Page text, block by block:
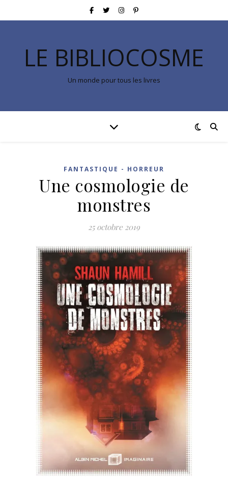
LE BIBLIOCOSME
Un monde pour tous les livres
FANTASTIQUE - HORREUR
Une cosmologie de
monstres
25 octobre 2019